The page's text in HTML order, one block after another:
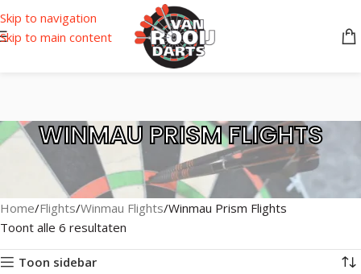
Skip to navigation
Skip to main content
WINMAU PRISM FLIGHTS
Home Flights Winmau Flights Winmau Prism Flights
Toont alle 6 resultaten
Toon sidebar